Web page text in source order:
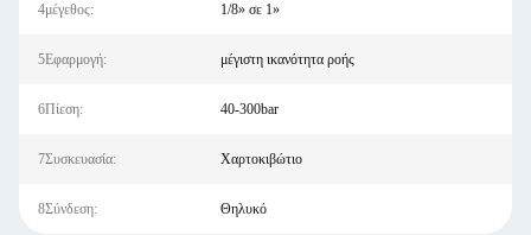
4μέγεθος: 1/8» σε 1»
5Εφαρμογή: μέγιστη ικανότητα ροής
6Πίεση: 40-300bar
7Συσκευασία: Χαρτοκιβώτιο
8Σύνδεση: Θηλυκό